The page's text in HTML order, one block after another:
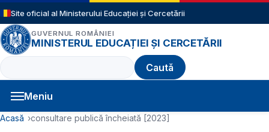
Sari la conținutul principal
Site oficial al Ministerului Educației și Cercetării
GUVERNUL ROMÂNIEI
MINISTERUL EDUCAȚIEI ȘI CERCETĂRII
Caută
Meniu
Navigație principală
Cale de navigare
Acasă consultare publică încheiată [2023]